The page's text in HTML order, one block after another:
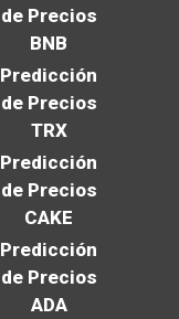
de Precios
BNB
Predicción
de Precios
TRX
Predicción
de Precios
CAKE
Predicción
de Precios
ADA